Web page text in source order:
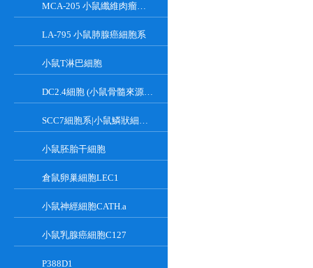
MCA-205 小鼠纖維肉瘤細胞系
LA-795 小鼠肺腺癌細胞系
小鼠T淋巴細胞
DC2.4細胞 (小鼠骨髓來源樹突狀細胞)
SCC7細胞系|小鼠鱗狀細胞癌細胞
小鼠胚胎干細胞
倉鼠卵巢細胞LEC1
小鼠神經細胞CATH.a
小鼠乳腺癌細胞C127
P388D1